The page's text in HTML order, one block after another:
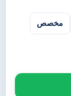
مخصص